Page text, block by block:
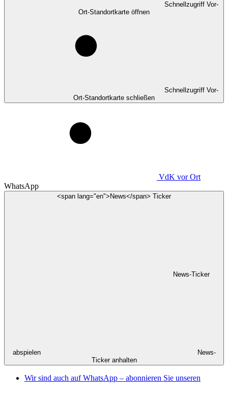
Schnellzugriff Vor-
Ort-Standortkarte öffnen
Schnellzugriff Vor-
Ort-Standortkarte schließen
VdK vor Ort
WhatsApp
<span lang="en">News</span> Ticker
News-Ticker
abspielen
News-
Ticker anhalten
Wir sind auch auf WhatsApp – abonnieren Sie unseren